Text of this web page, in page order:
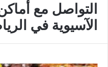
التواصل مع
الآسيوية في